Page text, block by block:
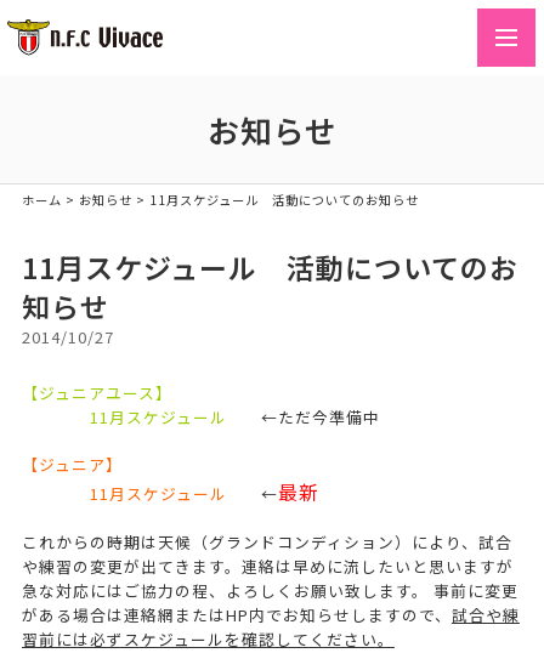
お知らせ
ホーム > お知らせ > 11月スケジュール 活動についてのお知らせ
11月スケジュール 活動についてのお
知らせ
2014/10/27
【ジュニアユース】
11月 スケジュール ←ただ今準備中
【ジュニア】
11月 スケジュール ←最新
これからの時期は天候（グランドコンディション）により、試合
や練習の変更が出てきます。連絡は早めに流したいと思いますが
急な対応にはご協力の程、よろしくお願い致します。 事前に変更
がある場合は連絡網またはHP内でお知らせしますので、 試合や練
習前には必ずスケジュールを確認してください。